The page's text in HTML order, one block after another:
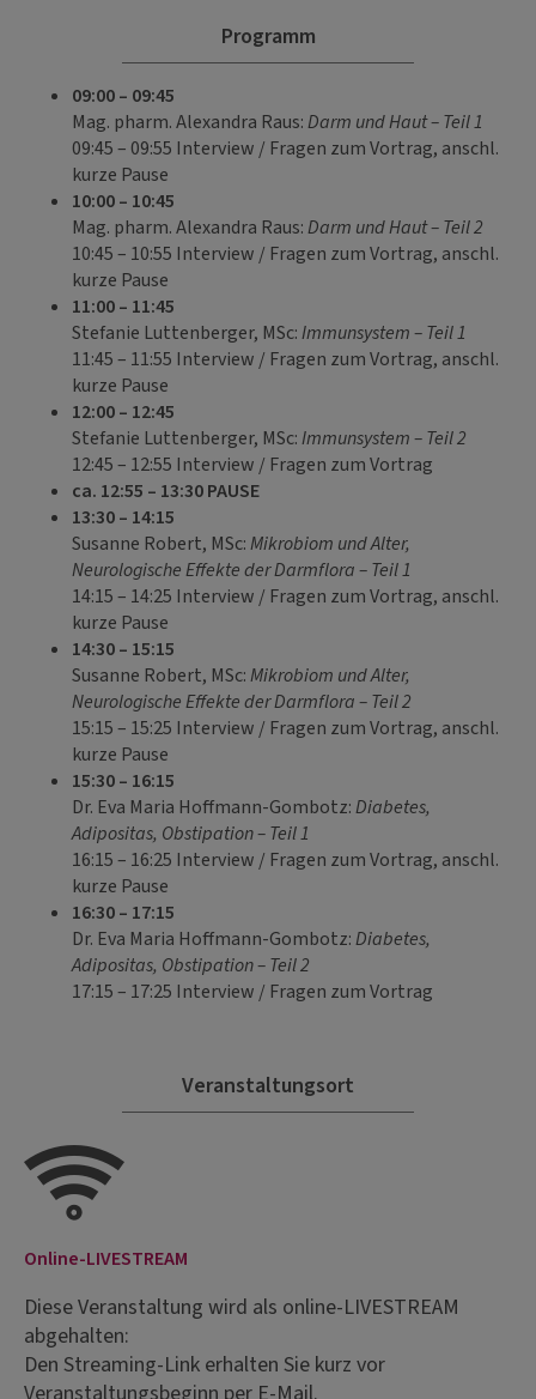
Programm
09:00 – 09:45
Mag. pharm. Alexandra Raus:Darm und Haut – Teil 1
09:45 – 09:55 Interview / Fragen zum Vortrag, anschl.
kurze Pause
10:00 – 10:45
Mag. pharm. Alexandra Raus:Darm und Haut – Teil 2
10:45 – 10:55 Interview / Fragen zum Vortrag, anschl.
kurze Pause
11:00 – 11:45
Stefanie Luttenberger, MSc:Immunsystem – Teil 1
11:45 – 11:55 Interview / Fragen zum Vortrag, anschl.
kurze Pause
12:00 – 12:45
Stefanie Luttenberger, MSc:Immunsystem – Teil 2
12:45 – 12:55 Interview / Fragen zum Vortrag
ca. 12:55 – 13:30 PAUSE
13:30 – 14:15
Susanne Robert, MSc:Mikrobiom und Alter,
Neurologische Effekte der Darmflora – Teil 1
14:15 – 14:25 Interview / Fragen zum Vortrag, anschl.
kurze Pause
14:30 – 15:15
Susanne Robert, MSc:Mikrobiom und Alter,
Neurologische Effekte der Darmflora – Teil 2
15:15 – 15:25 Interview / Fragen zum Vortrag, anschl.
kurze Pause
15:30 – 16:15
Dr. Eva Maria Hoffmann-Gombotz:Diabetes,
Adipositas, Obstipation – Teil 1
16:15 – 16:25 Interview / Fragen zum Vortrag, anschl.
kurze Pause
16:30 – 17:15
Dr. Eva Maria Hoffmann-Gombotz:Diabetes,
Adipositas, Obstipation – Teil 2
17:15 – 17:25 Interview / Fragen zum Vortrag
Veranstaltungsort
Online-LIVESTREAM
Diese Veranstaltung wird als online-LIVESTREAM
abgehalten:
Den Streaming-Link erhalten Sie kurz vor